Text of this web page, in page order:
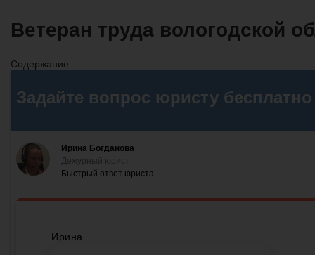
Ветеран труда вологодской
Содержание